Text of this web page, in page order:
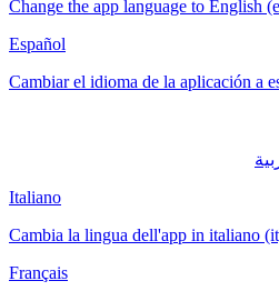
Change the app language to English
Español
Cambiar el idioma de la aplicación a
Italiano
Cambia la lingua dell'app in italiano
Français